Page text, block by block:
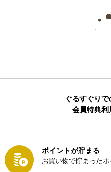
ぐるすぐり
会員特典利
ポイントが貯まる
お買い物で貯まった